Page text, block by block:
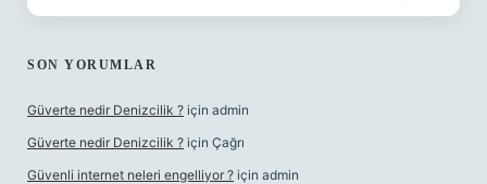
SON YORUMLAR
Güverte nedir Denizcilik ? için admin
Güverte nedir Denizcilik ? için Çağrı
Güvenli internet neleri engelliyor ? için admin